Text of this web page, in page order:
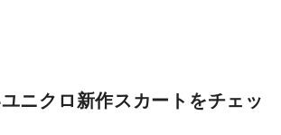
ニクロ新作スカートをチェッ